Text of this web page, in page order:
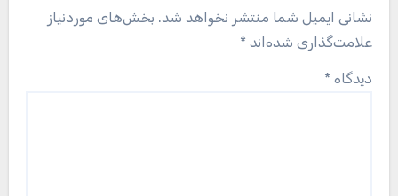
نشانی ایمیل شما منتشر نخواهد شد. بخش‌های موردنیاز
علامت‌گذاری شده‌اند *
دیدگاه *